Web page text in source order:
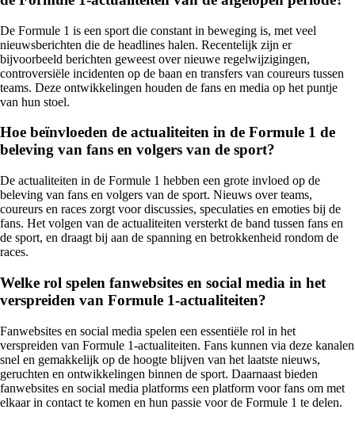
De Formule 1 is een sport die constant in beweging is, met veel
nieuwsberichten die de headlines halen. Recentelijk zijn er
bijvoorbeeld berichten geweest over nieuwe regelwijzigingen,
controversiële incidenten op de baan en transfers van coureurs tussen
teams. Deze ontwikkelingen houden de fans en media op het puntje
van hun stoel.
Hoe beïnvloeden de actualiteiten in de Formule 1 de
beleving van fans en volgers van de sport?
De actualiteiten in de Formule 1 hebben een grote invloed op de
beleving van fans en volgers van de sport. Nieuws over teams,
coureurs en races zorgt voor discussies, speculaties en emoties bij de
fans. Het volgen van de actualiteiten versterkt de band tussen fans en
de sport, en draagt bij aan de spanning en betrokkenheid rondom de
races.
Welke rol spelen fanwebsites en social media in het
verspreiden van Formule 1-actualiteiten?
Fanwebsites en social media spelen een essentiële rol in het
verspreiden van Formule 1-actualiteiten. Fans kunnen via deze kanalen
snel en gemakkelijk op de hoogte blijven van het laatste nieuws,
geruchten en ontwikkelingen binnen de sport. Daarnaast bieden
fanwebsites en social media platforms een platform voor fans om met
elkaar in contact te komen en hun passie voor de Formule 1 te delen.